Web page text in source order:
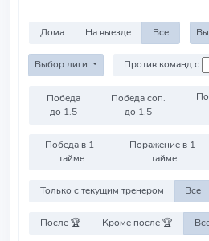
Дома На выезде Все
Выбор лиги Против команд с
Победа
до 1.5
Победа соп.
до 1.5
Победа в 1-
тайме
Поражение в 1-
тайме
Только с текущим тренером Все
После 🏆 Кроме после 🏆